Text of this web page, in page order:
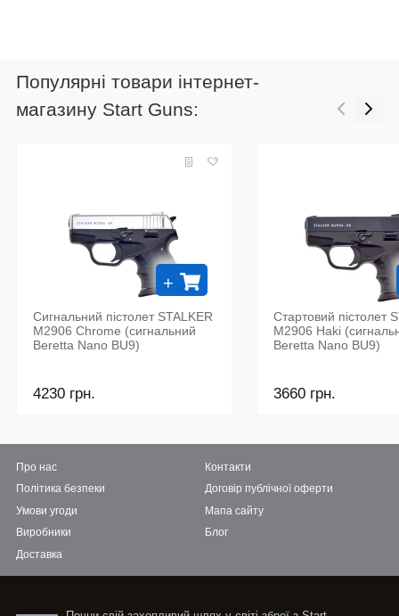
Популярні товари інтернет-
магазину Start Guns:
Сигнальний пістолет STALKER
M2906 Chrome (сигнальний
Beretta Nano BU9)
4230 грн.
+
Стартовий пістолет
M2906 Haki
Beretta Nano BU9)
3660 грн.
Про нас
Політика безпеки
Умови угоди
Виробники
Доставка
Контакти
Договір публічної оферти
Мапа сайту
Блог